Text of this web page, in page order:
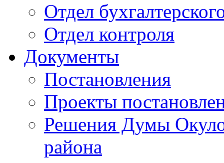
Отдел
Отдел контроля
Документы
Постановления
Проекты
Решения Думы
района